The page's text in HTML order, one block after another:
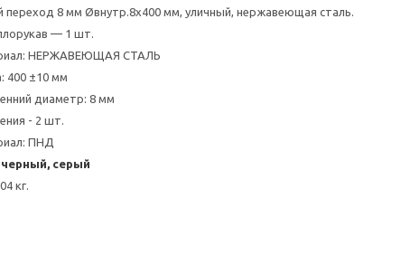
переход 8 мм Øвнутр.8х400 мм, уличный, нержавеющая сталь.
— 1 шт.
НЕРЖАВЕЮЩАЯ СТАЛЬ
400 ±10 мм
диаметр: 8 мм
- 2 шт.
ПНД
черный, серый
кг.